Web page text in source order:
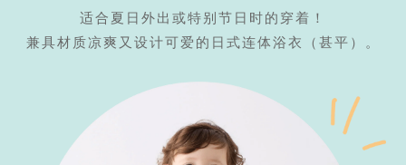
适合夏日外出或特别节日时的穿着！
兼具材质凉爽又设计可爱的日式连体浴衣（甚平）。